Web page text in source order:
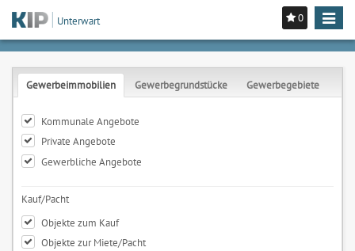
0
Toggle
Unterwart
Gewerbeimmobilien Gewerbegrundstücke Gewerbegebiete
Kommunale Angebote
Private Angebote
Gewerbliche Angebote
Kauf/Pacht
Objekte zum Kauf
Objekte zur Miete/Pacht